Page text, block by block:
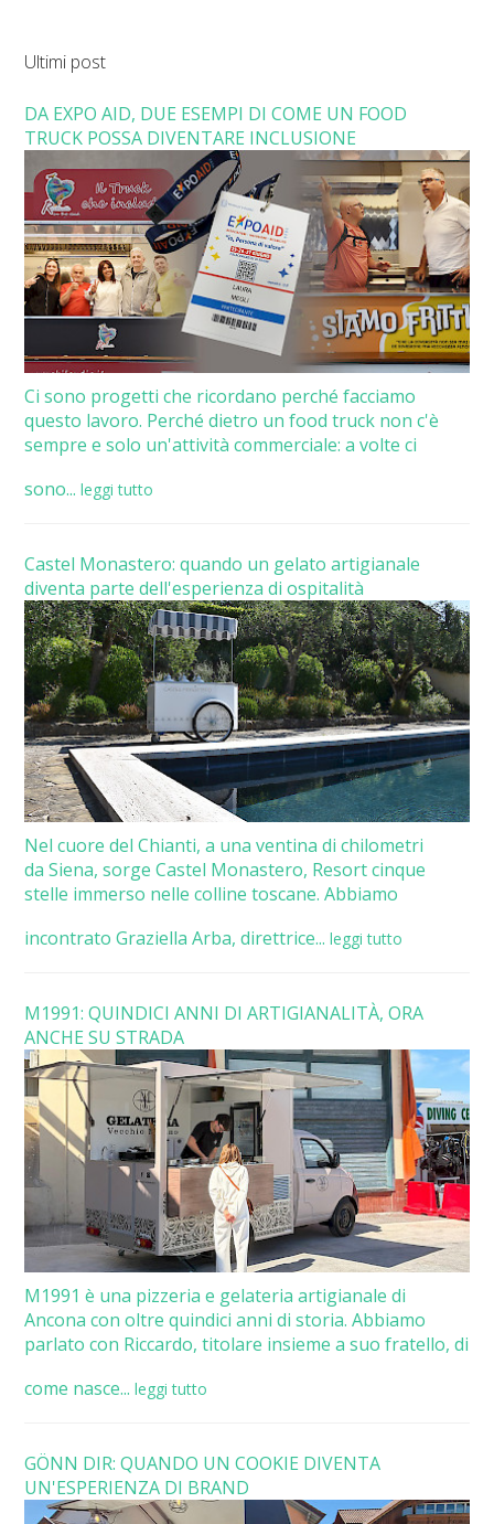
Ultimi post
DA EXPO AID, DUE ESEMPI DI COME UN FOOD
TRUCK POSSA DIVENTARE INCLUSIONE
Ci sono progetti che ricordano perché facciamo
questo lavoro. Perché dietro un food truck non c'è
sempre e solo un'attività commerciale: a volte ci
sono... leggi tutto
Castel Monastero: quando un gelato artigianale
diventa parte dell'esperienza di ospitalità
Nel cuore del Chianti, a una ventina di chilometri
da Siena, sorge Castel Monastero, Resort cinque
stelle immerso nelle colline toscane. Abbiamo
incontrato Graziella Arba, direttrice... leggi tutto
M1991: QUINDICI ANNI DI ARTIGIANALITÀ, ORA
ANCHE SU STRADA
M1991 è una pizzeria e gelateria artigianale di
Ancona con oltre quindici anni di storia. Abbiamo
parlato con Riccardo, titolare insieme a suo fratello, di
come nasce... leggi tutto
GÖNN DIR: QUANDO UN COOKIE DIVENTA
UN'ESPERIENZA DI BRAND